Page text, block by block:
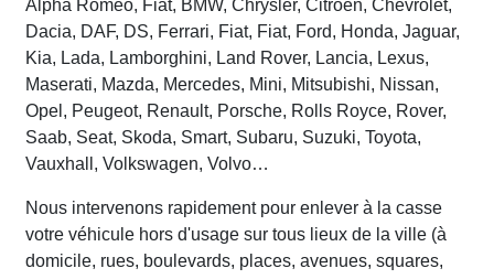
Alpha Roméo, Fiat, BMW, Chrysler, Citroën, Chevrolet,
Dacia, DAF, DS, Ferrari, Fiat, Fiat, Ford, Honda, Jaguar,
Kia, Lada, Lamborghini, Land Rover, Lancia, Lexus,
Maserati, Mazda, Mercedes, Mini, Mitsubishi, Nissan,
Opel, Peugeot, Renault, Porsche, Rolls Royce, Rover,
Saab, Seat, Skoda, Smart, Subaru, Suzuki, Toyota,
Vauxhall, Volkswagen, Volvo…
Nous intervenons rapidement pour enlever à la casse
votre véhicule hors d'usage sur tous lieux de la ville (à
domicile, rues, boulevards, places, avenues, squares,